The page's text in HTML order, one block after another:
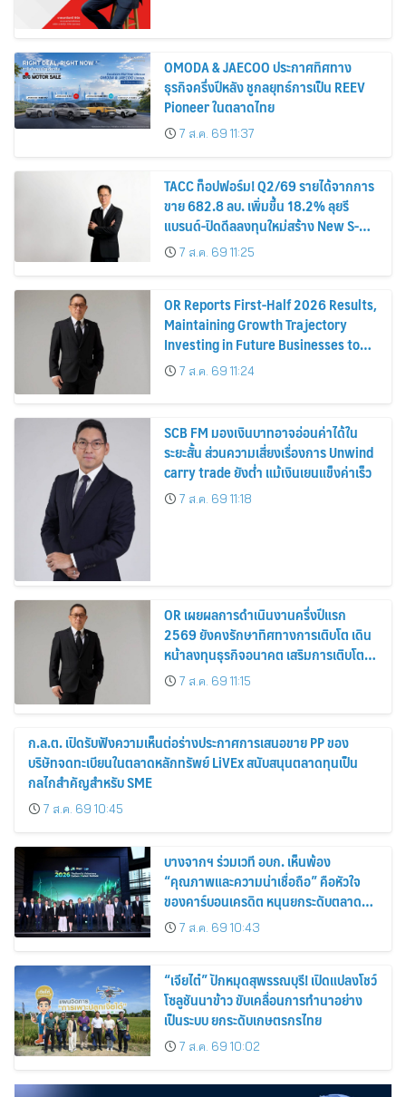
OMODA & JAECOO ประกาศทิศทาง
ธุรกิจครึ่งปีหลัง ชูกลยุทธ์การเป็น REEV
Pioneer ในตลาดไทย
7 ส.ค. 69 11:37
TACC ท็อปฟอร์ม! Q2/69 รายได้จากการ
ขาย 682.8 ลบ. เพิ่มขึ้น 18.2% ลุยรี
แบรนด์-ปิดดีลลงทุนใหม่สร้าง New S-
Curve หนุนอนาคตเติบโตยั่งยืน
7 ส.ค. 69 11:25
OR Reports First-Half 2026 Results,
Maintaining Growth Trajectory
Investing in Future Businesses to
Strengthen Long-Term Growth
7 ส.ค. 69 11:24
SCB FM มองเงินบาทอาจอ่อนค่าได้ใน
ระยะสั้น ส่วนความเสี่ยงเรื่องการ Unwind
carry trade ยังต่ำ แม้เงินเยนแข็งค่าเร็ว
7 ส.ค. 69 11:18
OR เผยผลการดำเนินงานครึ่งปีแรก
2569 ยังคงรักษาทิศทางการเติบโต เดิน
หน้าลงทุนธุรกิจอนาคต เสริมการเติบโต
ระยะยาว
7 ส.ค. 69 11:15
ก.ล.ต. เปิดรับฟังความเห็นต่อร่างประกาศการเสนอขาย PP ของ
บริษัทจดทะเบียนในตลาดหลักทรัพย์ LiVEx สนับสนุนตลาดทุนเป็น
กลไกสำคัญสำหรับ SME
7 ส.ค. 69 10:45
บางจากฯ ร่วมเวที อบก. เห็นพ้อง
“คุณภาพและความน่าเชื่อถือ” คือหัวใจ
ของคาร์บอนเครดิต หนุนยกระดับตลาด
คาร์บอนไทย เชื่อมโยงอาเซียน เปิดโอกาสสู่
ตลาดสากล
7 ส.ค. 69 10:43
“เจียไต๋” ปักหมุดสุพรรณบุรี! เปิดแปลงโชว์
โซลูชันนาข้าว ขับเคลื่อนการทำนาอย่าง
เป็นระบบ ยกระดับเกษตรกรไทย
7 ส.ค. 69 10:02